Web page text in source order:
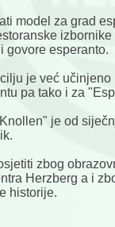
model za grad
govore esperanto.
je već
pa tako i za
je od
zbog
Herzberg a i
historije.